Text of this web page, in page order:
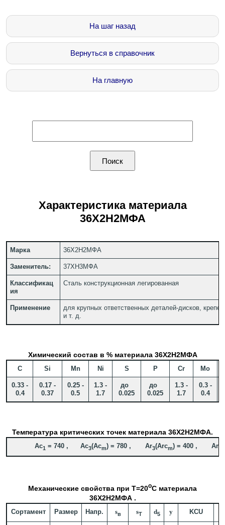
На шаг назад
Вернуться в справочник
На главную
Характеристика материала
36Х2Н2МФА
Марка 36Х2Н2МФА
Заменитель: 37ХН3МФА
Классификац
ия
Сталь конструкционная легированная
Применение
для крупных ответственных деталей-дисков,
и т. д.
Химический состав в % материала 36Х2Н2МФА
C Si Mn Ni S P Cr Mo
0.33 -
0.4
0.17 -
0.37
0.25 -
0.5
1.3 -
1.7
до
0.025
до
0.025
1.3 -
1.7
0.3 -
0.4
Температура критических точек материала 36Х2Н2МФА.
Ac1 = 740 , Ac3(Acm) = 780 , Ar3(Arcm) = 400 , Ar
Механические свойства при Т=20oС материала
36Х2Н2МФА .
Сортамент Размер Напр. sв sT d5 y KCU